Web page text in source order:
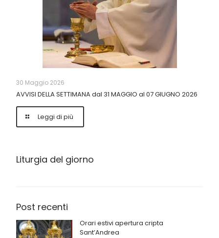
30 Maggio 2026
AVVISI DELLA SETTIMANA dal 31 MAGGIO al 07 GIUGNO 2026
Leggi di più
Liturgia del giorno
Post recenti
Orari estivi apertura cripta
Sant’Andrea